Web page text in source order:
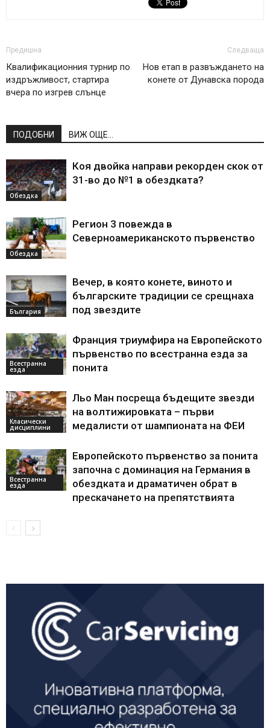
Предишна
Квалификационния турнир по
издръжливост, стартира
вчера по изгрев слънце
Следваща
Нов етап в развъждането на
конете от Дунавска порода
ПОДОБНИ ВИЖ ОЩЕ...
Обездка
Коя двойка направи рекорден скок от
31-во до №1 в обездката?
Обездка
Регион 3 повежда в
Северноамериканското първенство
България
Вечер, в която конете, виното и
българските традиции се срещнаха
под звездите
Всестранна
езда
Франция триумфира на Европейското
първенство по всестранна езда за
понита
Класически
дисциплини
Льо Ман посреща бъдещите звезди
на волтижировката – първи
медалисти от шампионата на ФЕИ
Всестранна
езда
Европейското първенство за понита
започна с доминация на Германия в
обездката и драматичен обрат в
прескачането на препятствията